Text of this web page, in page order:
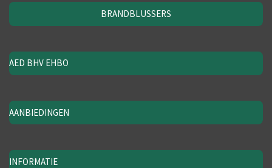
BRANDBLUSSERS
AED BHV EHBO
AANBIEDINGEN
INFORMATIE